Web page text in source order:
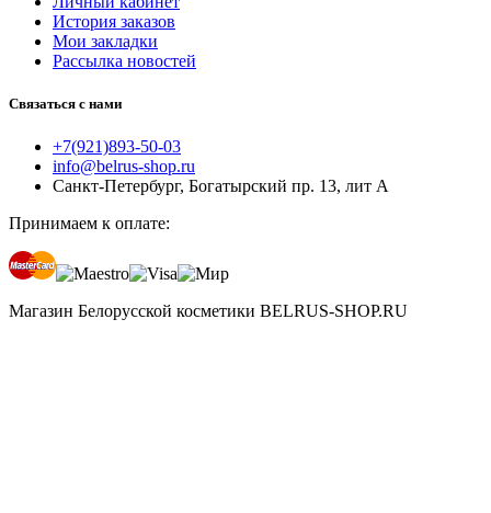
История заказов
Мои закладки
Рассылка новостей
Связаться с нами
+7(921)893-50-03
info@belrus-shop.ru
Санкт-Петербург, Богатырский пр. 13, лит А
Принимаем к оплате:
Магазин Белорусской косметики BELRUS-SHOP.RU